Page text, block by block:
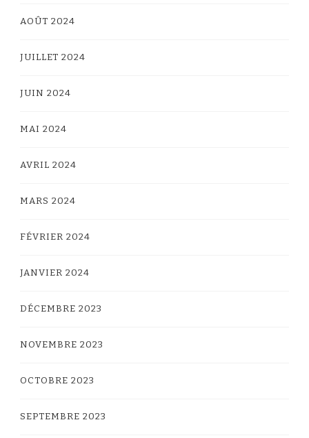
AOÛT 2024
JUILLET 2024
JUIN 2024
MAI 2024
AVRIL 2024
MARS 2024
FÉVRIER 2024
JANVIER 2024
DÉCEMBRE 2023
NOVEMBRE 2023
OCTOBRE 2023
SEPTEMBRE 2023